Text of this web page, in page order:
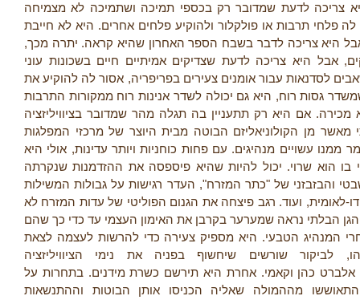
צריכה לדעת שמדובר רק בכספי תמיכה ושתמיכה לא מצמיחה
פלחי תרבות או פולקלור ולהוקיע פלחים אחרים. היא לא חייבת
היא צריכה לדבר בשבח הספר האחרון שהיא קראה. יתרה מכך,
אבל היא צריכה לדעת שצדיקים אמיתיים חיים בשכונות עוני
לסדנאות עבור אומנים צעירים בפריפריה, אסור לה להוקיע את
גסות רוח, היא גם יכולה לשדר אנינות רוח ממקורות התרבות
אם היא רק תתעניין בה תגלה מהר שמדובר בציוויליזציה
מן הקולוניאליזם הבוטה מבית היוצר של מרכזי המפלגות
עשויים מנהיגים. עם פחות כוחניות ויותר עדינות, אולי היא
בו הוא שרוי. יכול להיות שהיא פיספסה את ההזדמנות שנקרתה
והבזבזני של "כתר המזרח", העדר רגישות על גבולות המשילות
לאומית, ועוד. רגב פיצחה את הגנום הפוליטי של עדות המזרח לא
הבלתי נראה שמערער בקרבן את האימון העצמי עד כדי כך שהם
המנהיג הטבעי. היא מספיק צעירה כדי להרשות לעצמה לצאת
לביקור שורשים שיחשוף בפניה את נימי הציוויליזציה
אלברט כהן וקאמי. אחרת היא תירשם כשרת מידנים. בתחרות על
מההמולה שאליה הכניסו אותן הבוטות וההתנשאות